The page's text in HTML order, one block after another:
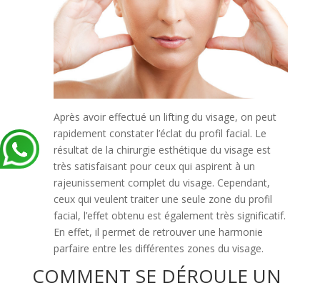
Après avoir effectué un lifting du visage, on peut
rapidement constater l’éclat du profil facial. Le
résultat de la chirurgie esthétique du visage est
très satisfaisant pour ceux qui aspirent à un
rajeunissement complet du visage. Cependant,
ceux qui veulent traiter une seule zone du profil
facial, l’effet obtenu est également très significatif.
En effet, il permet de retrouver une harmonie
parfaire entre les différentes zones du visage.
COMMENT SE DÉROULE UN